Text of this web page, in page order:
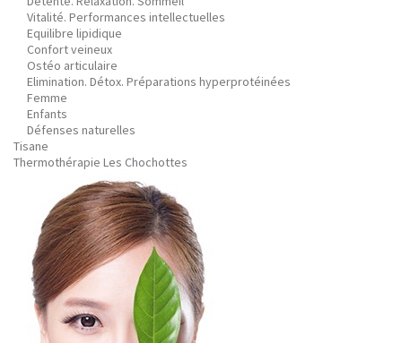
Vitalité. Performances intellectuelles
Equilibre lipidique
Confort veineux
Ostéo articulaire
Elimination. Détox. Préparations hyperprotéinées
Femme
Enfants
Défenses naturelles
Tisane
Thermothérapie Les Chochottes